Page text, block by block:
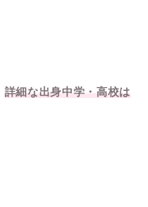
詳細な出身中学・高校は